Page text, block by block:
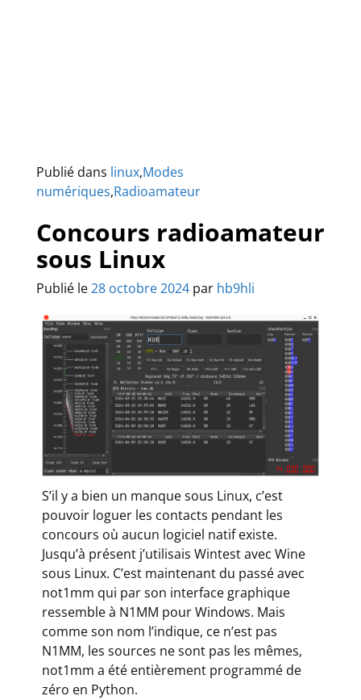
Publié dans linux,Modes
numériques,Radioamateur
Concours radioamateur
sous Linux
Publié le28 octobre 2024 par hb9hli
S’il y a bien un manque sous Linux, c’est
pouvoir loguer les contacts pendant les
concours où aucun logiciel natif existe.
Jusqu’à présent j’utilisais Wintest avec Wine
sous Linux. C’est maintenant du passé avec
not1mm qui par son interface graphique
ressemble à N1MM pour Windows. Mais
comme son nom l’indique, ce n’est pas
N1MM, les sources ne sont pas les mêmes,
not1mm a été entièrement programmé de
zéro en Python.